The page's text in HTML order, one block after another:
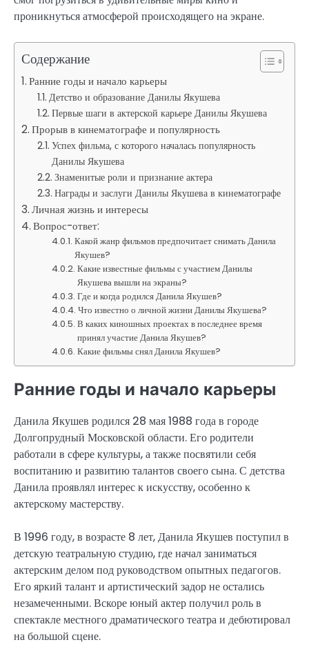
проникнуться атмосферой происходящего на экране.
Содержание
Ранние годы и начало карьеры
Детство и образование Данилы Якушева
Первые шаги в актерской карьере Данилы Якушева
Прорыв в кинематографе и популярность
Успех фильма, с которого началась популярность
Данилы Якушева
Знаменитые роли и признание актера
Награды и заслуги Данилы Якушева в кинематографе
Личная жизнь и интересы
Вопрос-ответ:
Какой жанр фильмов предпочитает снимать Данила
Якушев?
Какие известные фильмы с участием Данилы
Якушева вышли на экраны?
Где и когда родился Данила Якушев?
Что известно о личной жизни Данилы Якушева?
В каких киношных проектах в последнее время
принял участие Данила Якушев?
Какие фильмы снял Данила Якушев?
Ранние годы и начало карьеры
Данила Якушев родился 28 мая 1988 года в городе
Долгопрудный Московской области. Его родители
работали в сфере культуры, а также посвятили себя
воспитанию и развитию талантов своего сына. С детства
Данила проявлял интерес к искусству, особенно к
актерскому мастерству.
В 1996 году, в возрасте 8 лет, Данила Якушев поступил в
детскую театральную студию, где начал заниматься
актерским делом под руководством опытных педагогов.
Его яркий талант и артистический задор не остались
незамеченными. Вскоре юный актер получил роль в
спектакле местного драматического театра и дебютировал
на большой сцене.